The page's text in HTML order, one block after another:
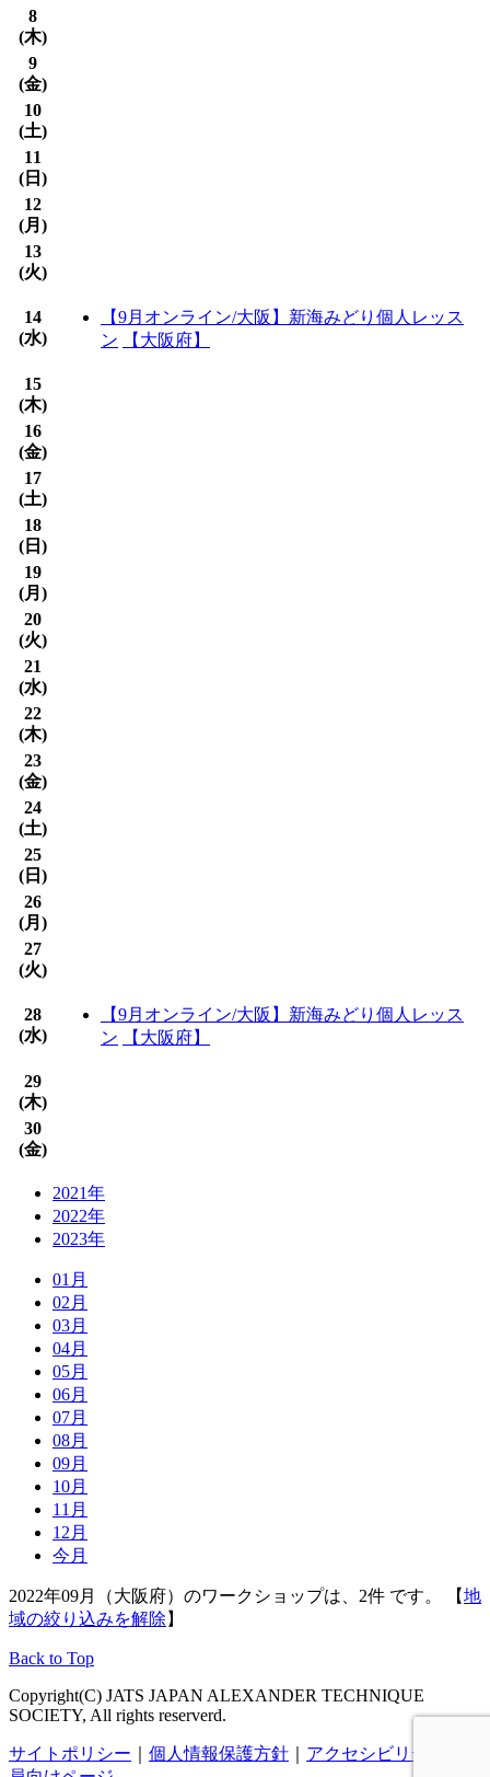
8
(木)
9
(金)
10
(土)
11
(日 )
12
(月 )
13
(火)
14
(水)
【9月オンライン/大阪】新海みどり個人レッス
ン
【大阪府】
15
(木)
16
(金)
17
(土)
18
(日 )
19
(月 )
20
(火)
21
(水)
22
(木)
23
(金)
24
(土)
25
(日 )
26
(月 )
27
(火)
28
(水)
【9月オンライン/大阪】新海みどり個人レッス
ン
【大阪府】
29
(木)
30
(金)
2021年
2022年
2023年
01月
02月
03月
04月
05月
06月
07月
08月
09月
10月
11月
12月
今月
2022年09月（大阪府）のワークショップは、2件 です。 【地
域の絞り込みを解除 】
Back to Top
Copyright(C) JATS JAPAN ALEXANDER TECHNIQUE
SOCIETY, All rights reserverd.
サイトポリシー 個人情報保護方針 アクセシビリティ